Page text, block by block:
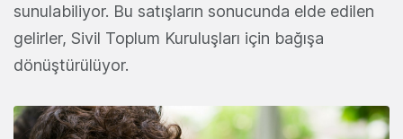
sunulabiliyor. Bu satışların sonucunda elde edilen
gelirler, Sivil Toplum Kuruluşları için bağışa
dönüştürülüyor.